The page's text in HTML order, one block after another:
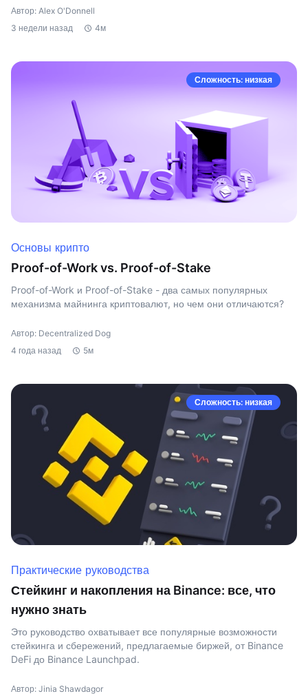
Автор: Alex O'Donnell
3 недели назад
4м
Сложность: низкая
Основы крипто
Proof-of-Work vs. Proof-of-Stake
Proof-of-Work и Proof-of-Stake - два самых популярных
механизма майнинга криптовалют, но чем они отличаются?
Автор: Decentralized Dog
4 года назад
5м
Сложность: низкая
Практические руководства
Стейкинг и накопления на Binance: все, что
нужно знать
Это руководство охватывает все популярные возможности
стейкинга и сбережений, предлагаемые биржей, от Binance
DeFi до Binance Launchpad.
Автор: Jinia Shawdagor